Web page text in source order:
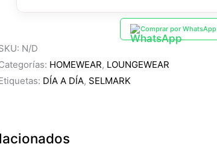
Comprar por WhatsApp
N/D
HOMEWEAR, LOUNGEWEAR
DÍA A DÍA, SELMARK